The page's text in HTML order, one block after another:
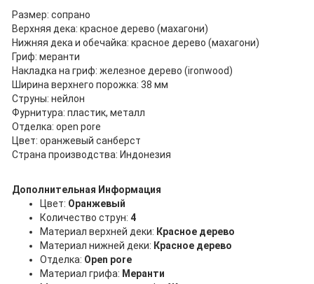
Размер: сопрано
Верхняя дека: красное дерево (махагони)
Нижняя дека и обечайка: красное дерево (махагони)
Гриф: меранти
Накладка на гриф: железное дерево (ironwood)
Ширина верхнего порожка: 38 мм
Струны: нейлон
Фурнитура: пластик, металл
Отделка: open pore
Цвет: оранжевый санберст
Страна производства: Индонезия
Дополнительная Информация
Цвет: Оранжевый
Количество струн:4
Материал верхней деки: Красное дерево
Материал нижней деки: Красное дерево
Отделка: Open pore
Материал грифа: Меранти